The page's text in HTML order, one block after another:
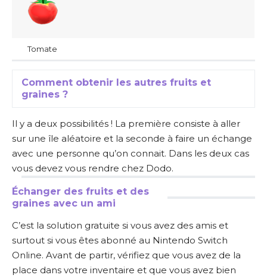
Tomate
Comment obtenir les autres fruits et
graines ?
Il y a deux possibilités ! La première consiste à aller
sur une île aléatoire et la seconde à faire un échange
avec une personne qu’on connait. Dans les deux cas
vous devez vous rendre chez Dodo.
Échanger des fruits et des
graines avec un ami
C’est la solution gratuite si vous avez des amis et
surtout si vous êtes abonné au Nintendo Switch
Online. Avant de partir, vérifiez que vous avez de la
place dans votre inventaire et que vous avez bien